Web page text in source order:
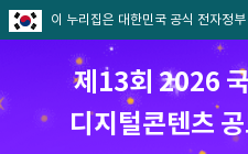
이 누리집은 대한민국 공식 전자정
제13회 2026
디지털콘텐츠